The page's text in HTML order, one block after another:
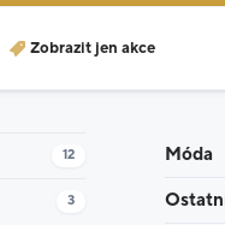
Zobrazit jen akce
12
3
Móda